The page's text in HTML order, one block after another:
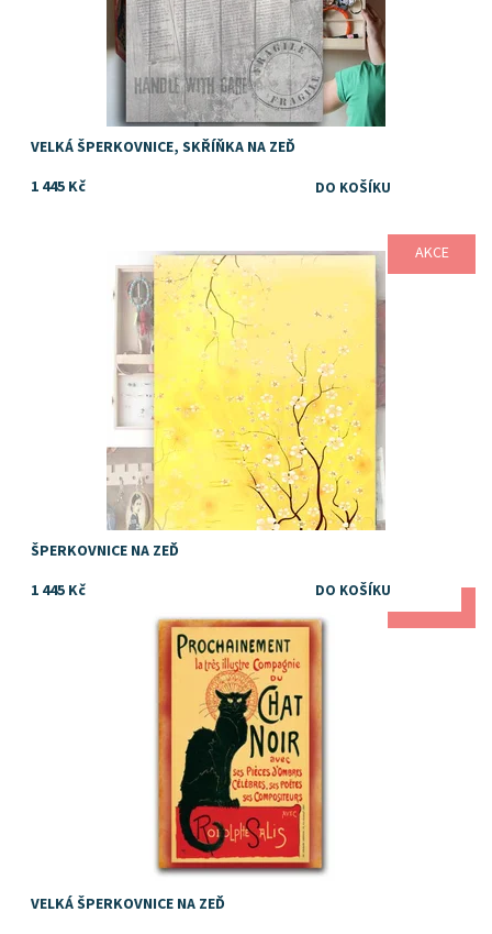
VELKÁ ŠPERKOVNICE, SKŘÍŇKA NA ZEĎ
1 445 Kč
AKCE
Skladem
ŠPERKOVNICE NA ZEĎ
1 445 Kč
AKCE
VELKÁ ŠPERKOVNICE NA ZEĎ